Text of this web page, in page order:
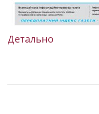
Детально